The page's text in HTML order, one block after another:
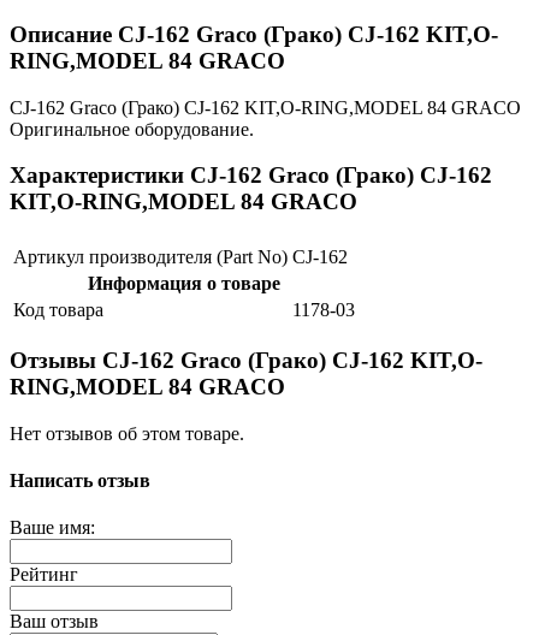
Описание CJ-162 Graco (Грако) CJ-162 KIT,O-
RING,MODEL 84 GRACO
CJ-162 Graco (Грако) CJ-162 KIT,O-RING,MODEL 84 GRACO
Оригинальное оборудование.
Характеристики CJ-162 Graco (Грако) CJ-162
KIT,O-RING,MODEL 84 GRACO
Артикул производителя (Part No) CJ-162
Информация о товаре
Код товара
1178-03
Отзывы CJ-162 Graco (Грако) CJ-162 KIT,O-
RING,MODEL 84 GRACO
Нет отзывов об этом товаре.
Написать отзыв
Ваше имя:
Рейтинг
Ваш отзыв